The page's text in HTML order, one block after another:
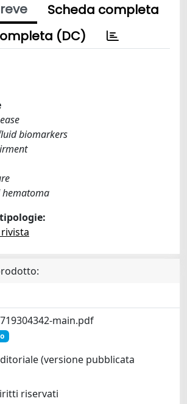
Scheda completa
(DC)
biomarkers
hematoma
main.pdf
(versione pubblicata
riservati